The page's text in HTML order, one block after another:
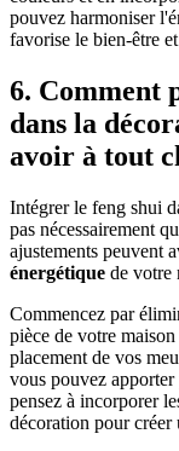
pouvez harmoniser
favorise le bien-être
6. Comment
dans la
avoir à tout
Intégrer le feng shui
pas nécessairement
ajustements peuvent
énergétique de votre
Commencez par
pièce de votre
placement de vos
vous pouvez
pensez à incorporer
décoration pour créer